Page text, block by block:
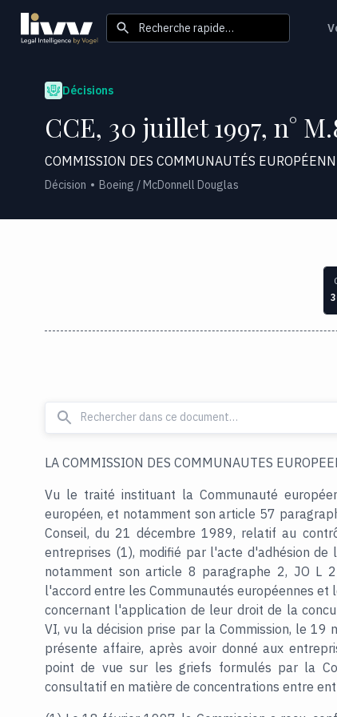
Recherche rapide…
Décisions
CCE, 30 juillet 1997, n°
COMMISSION DES COMMUNAUTÉS
Décision Boeing / McDonnell Douglas
LA COMMISSION DES COMMUNAUTES
Vu le traité instituant la Communauté
européen, et notamment son article 57
Conseil, du 21 décembre 1989, relatif au
entreprises (1), modifié par l'acte d'adhésion de
notamment son article 8 paragraphe 2, JO L
l'accord entre les Communautés européennes et
concernant l'application de leur droit de la
VI, vu la décision prise par la Commission, le
présente affaire, après avoir donné aux
point de vue sur les griefs formulés par la
consultatif en matière de concentrations entre